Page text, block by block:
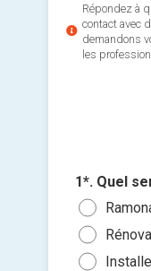
Répondez à
contact avec
demandons
les
1*. Quel